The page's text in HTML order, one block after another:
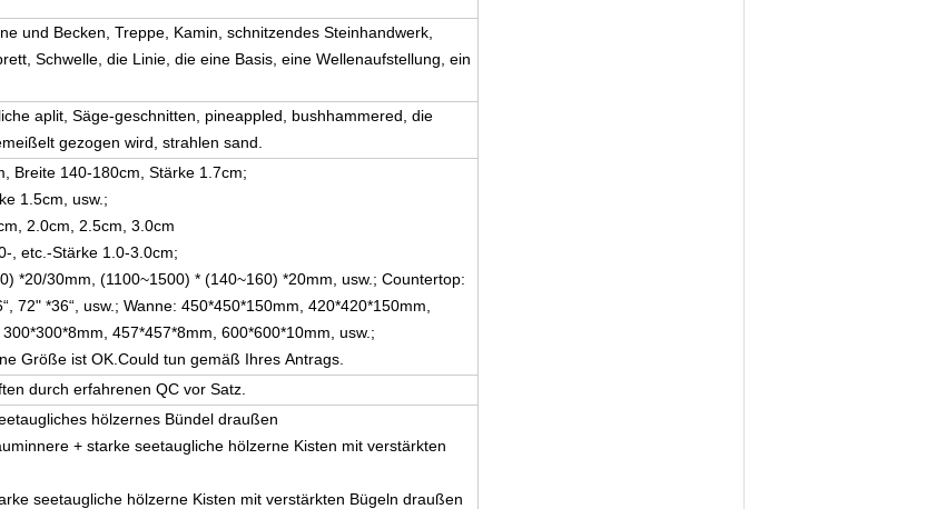
Hinterlass eine Nachricht
Wir rufen Sie bald zurück!
EINREICHUNGEN
und Becken, Treppe, Kamin, schnitzendes Steinhandwerk,
Schwelle, die Linie, die eine Basis, eine Wellenaufstellung, ein
aplit, Säge-geschnitten, pineappled, bushhammered, die
gezogen wird, strahlen sand.
Breite 140-180cm, Stärke 1.7cm;
1.5cm, usw.;
2.0cm, 2.5cm, 3.0cm
, etc.-Stärke 1.0-3.0cm;
*20/30mm, (1100~1500) * (140~160) *20mm, usw.; Countertop:
72" *36“, usw.; Wanne: 450*450*150mm, 420*420*150mm,
457*457*8mm, 600*600*10mm, usw.;
Größe ist OK.Could tun gemäß Ihres Antrags.
durch erfahrenen QC vor Satz.
hölzernes Bündel draußen
+ starke seetaugliche hölzerne Kisten mit verstärkten
seetaugliche hölzerne Kisten mit verstärkten Bügeln draußen